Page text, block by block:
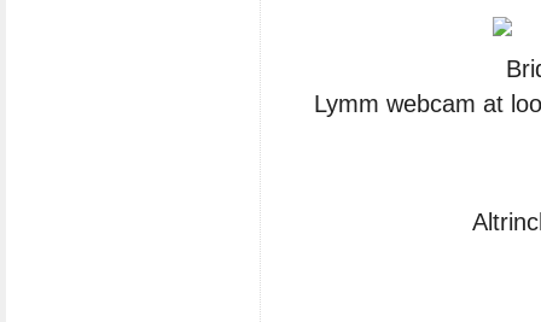
Lymm webcam at